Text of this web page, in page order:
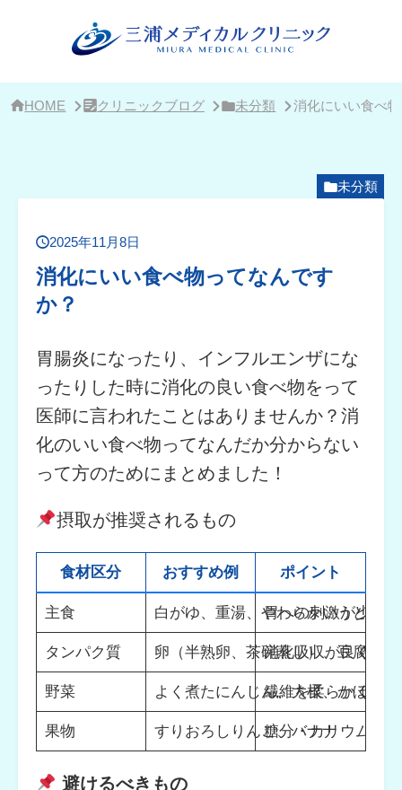
HOME クリニックブログ 未分類 消化にいい食べ
未分類
2025年11月8日
消化にいい食べ物ってなんです
か？
胃腸炎になったり、インフルエンザにな
ったりした時に消化の良い食べ物をって
医師に言われたことはありませんか？消
化のいい食べ物ってなんだか分からない
って方のためにまとめました！
摂取が推奨されるもの
食材区分 おすすめ例 ポイント
主食 白がゆ、重湯、やわらかいうどん
胃への刺激が少ない
タンパク質 卵（半熟卵、茶碗蒸し）、豆腐
消化吸収が良く、
野菜 よく煮たにんじん、大根、かぼちゃ
繊維を柔らかくし
果物 すりおろしりんご、バナナ
糖分・カリウム補
避けるべきもの